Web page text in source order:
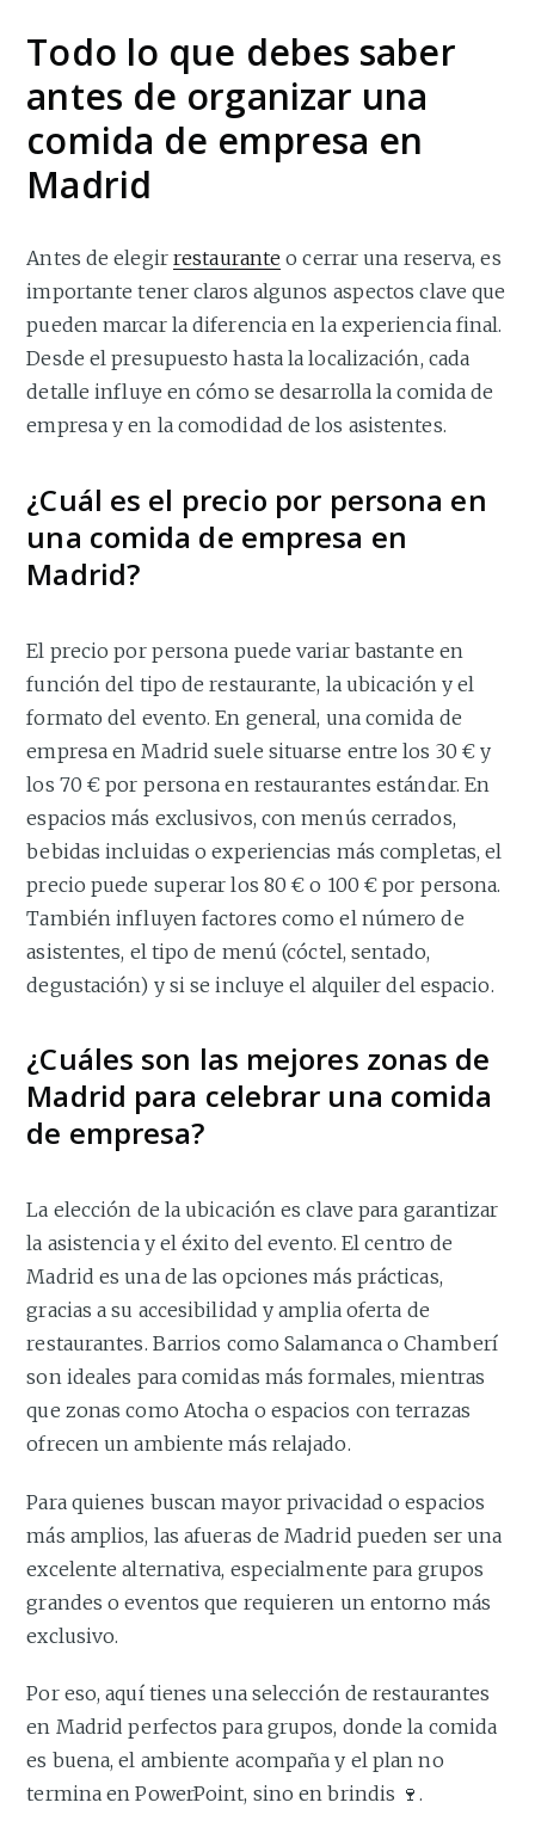
Todo lo que debes saber
antes de organizar una
comida de empresa en
Madrid
Antes de elegir restaurante o cerrar una reserva, es
importante tener claros algunos aspectos clave que
pueden marcar la diferencia en la experiencia final.
Desde el presupuesto hasta la localización, cada
detalle influye en cómo se desarrolla la comida de
empresa y en la comodidad de los asistentes.
¿Cuál es el precio por persona en
una comida de empresa en
Madrid?
El precio por persona puede variar bastante en
función del tipo de restaurante, la ubicación y el
formato del evento. En general, una comida de
empresa en Madrid suele situarse entre los 30 € y
los 70 € por persona en restaurantes estándar. En
espacios más exclusivos, con menús cerrados,
bebidas incluidas o experiencias más completas, el
precio puede superar los 80 € o 100 € por persona.
También influyen factores como el número de
asistentes, el tipo de menú (cóctel, sentado,
degustación) y si se incluye el alquiler del espacio.
¿Cuáles son las mejores zonas de
Madrid para celebrar una comida
de empresa?
La elección de la ubicación es clave para garantizar
la asistencia y el éxito del evento. El centro de
Madrid es una de las opciones más prácticas,
gracias a su accesibilidad y amplia oferta de
restaurantes. Barrios como Salamanca o Chamberí
son ideales para comidas más formales, mientras
que zonas como Atocha o espacios con terrazas
ofrecen un ambiente más relajado.
Para quienes buscan mayor privacidad o espacios
más amplios, las afueras de Madrid pueden ser una
excelente alternativa, especialmente para grupos
grandes o eventos que requieren un entorno más
exclusivo.
Por eso, aquí tienes una selección de restaurantes
en Madrid perfectos para grupos, donde la comida
es buena, el ambiente acompaña y el plan no
termina en PowerPoint, sino en brindis 🍷.